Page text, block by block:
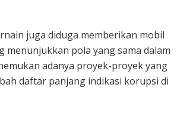
juga diduga memberikan mobil
menunjukkan pola yang sama dalam
adanya proyek-proyek yang
daftar panjang indikasi korupsi di